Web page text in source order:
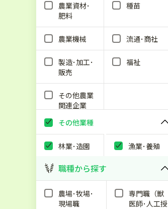
農業資材･
肥料
種苗
農業機械 流通･商社
製造･加工･
販売
福祉
その他農業
関連企業
その他業種
林業･造園 漁業･養殖
職種から探す
農場･牧場･
現場職
専門職（獣
医師･人工授